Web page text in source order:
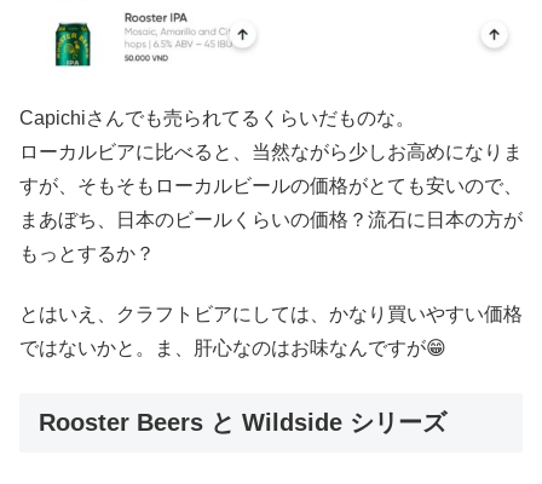
Capichiさんでも売られてるくらいだものな。
ローカルビアに比べると、当然ながら少しお高めになりま
すが、そもそもローカルビールの価格がとても安いので、
まあぼち、日本のビールくらいの価格？流石に日本の方が
もっとするか？
とはいえ、クラフトビアにしては、かなり買いやすい価格
ではないかと。ま、肝心なのはお味なんですが😁
Rooster Beers と Wildside シリーズ